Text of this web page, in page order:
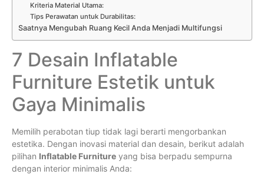
Kriteria Material Utama:
Tips Perawatan untuk Durabilitas:
Saatnya Mengubah Ruang Kecil Anda Menjadi Multifungsi
7 Desain Inflatable
Furniture Estetik untuk
Gaya Minimalis
Memilih perabotan tiup tidak lagi berarti mengorbankan
estetika. Dengan inovasi material dan desain, berikut adalah
pilihan Inflatable Furniture yang bisa berpadu sempurna
dengan interior minimalis Anda: